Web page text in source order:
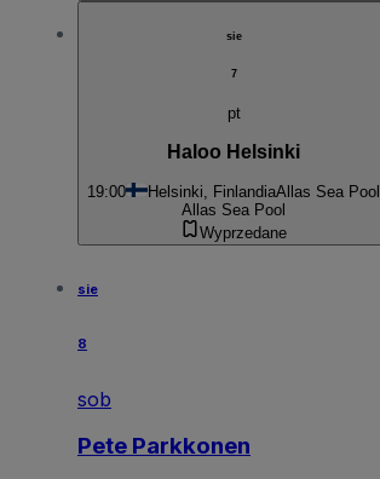
sie
7
pt
Haloo Helsinki
19:00 Helsinki, FinlandiaAllas Sea Pool
Allas Sea Pool
Wyprzedane
sie
8
sob
Pete Parkkonen